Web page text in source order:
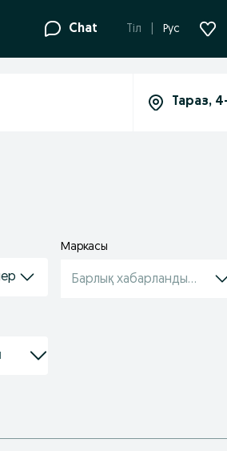
Chat Tіл Рус
Маркасы
Барлық хабарландырулар